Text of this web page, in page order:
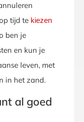
tijd te kiezen
ben je
en kun je
leven, met
in het zand.
al goed